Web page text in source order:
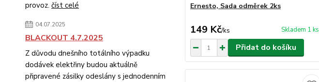
provoz. číst celé
04.07.2025
BLACKOUT 4.7.2025
Z důvodu dnešního totálního výpadku
dodávek elektřiny budou aktuálně
připravené zásilky odeslány s jednodenním
Ernesto, Sada odměrek 2ks
149 Kč/ks Skladem 1 ks
Přidat do košíku